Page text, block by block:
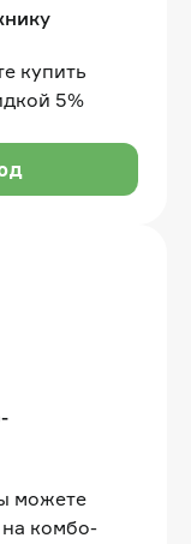
купить
5%
можете
на комбо-